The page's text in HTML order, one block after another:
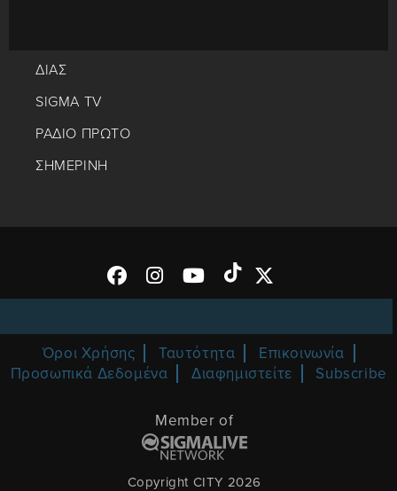
ΔΙΑΣ
SIGMA TV
ΡΑΔΙΟ ΠΡΩΤΟ
ΣΗΜΕΡΙΝΗ
Όροι Χρήσης Ταυτότητα
Επικοινωνία
Προσωπικά Δεδομένα
Διαφημιστείτε Subscribe
Member of
Copyright CITY 2026